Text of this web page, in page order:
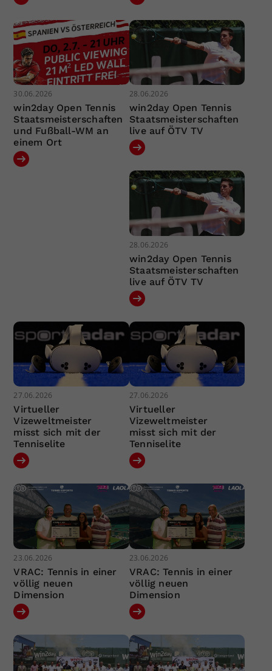
30.06.2026
win2day Open Tennis
Staatsmeisterschaften
und Fußball-WM an
einem Ort
28.06.2026
win2day Open Tennis
Staatsmeisterschaften
live auf ÖTV TV
28.06.2026
win2day Open Tennis
Staatsmeisterschaften
live auf ÖTV TV
27.06.2026
Virtueller
Vizeweltmeister
misst sich mit der
Tenniselite
27.06.2026
Virtueller
Vizeweltmeister
misst sich mit der
Tenniselite
23.06.2026
VRAC: Tennis in einer
völlig neuen
Dimension
23.06.2026
VRAC: Tennis in einer
völlig neuen
Dimension